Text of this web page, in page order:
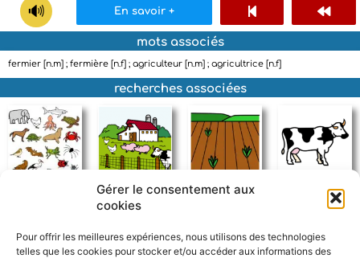
Gérer le consentement aux
cookies
Pour offrir les meilleures expériences, nous utilisons des technologies
telles que les cookies pour stocker et/ou accéder aux informations des
En savoir +
mots associés
fermier [n.m] ; fermière [n.f] ; agriculteur [n.m] ; agricultrice [n.f]
recherches associées
ferme champ vache